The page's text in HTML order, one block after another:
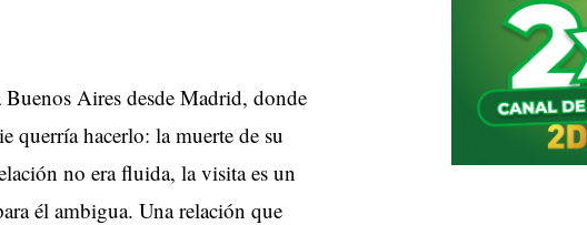
Aires desde Madrid, donde
querría hacerlo: la muerte de su
no era fluida, la visita es un
él ambigua. Una relación que